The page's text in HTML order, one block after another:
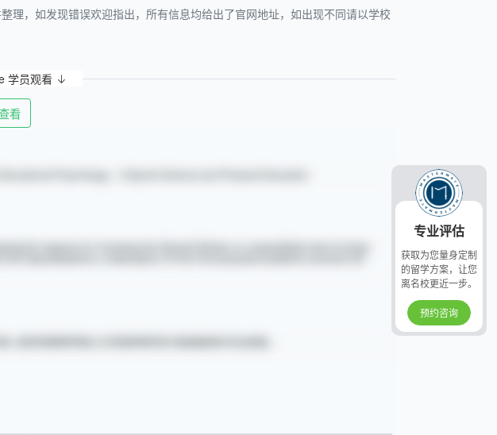
专业评估
获取为您量身定制
的留学方案，让您
离名校更近一步。
预约咨询
理，如发现错误欢迎指出，所有信息均给出了官网地址，如出现不同请以学校
学员观看
看